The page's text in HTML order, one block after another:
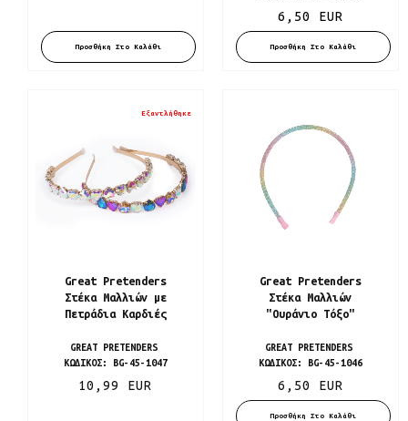
Προσθήκη Στο Καλάθι
6,50 EUR
Προσθήκη Στο Καλάθι
Εξαντλήθηκε
GREAT PRETENDERS
ΚΩΔΙΚΌΣ:
BG-45-1047
Great Pretenders
Στέκα Μαλλιών με
Πετράδια Καρδιές
10,99 EUR
GREAT PRETENDERS
ΚΩΔΙΚΌΣ:
BG-45-1046
Great Pretenders
Στέκα Μαλλιών
"Ουράνιο Τόξο"
6,50 EUR
Προσθήκη Στο Καλάθι